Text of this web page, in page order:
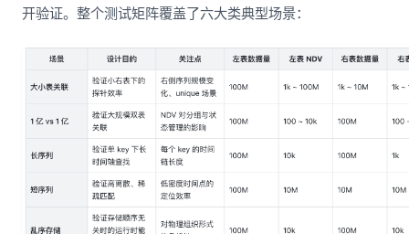
开验证。整个测试矩阵覆盖了六大类典型场景：